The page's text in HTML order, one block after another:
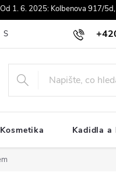
1. 6. 2025: Kolbenova 917/
Souhlas se zpracováním
Kosmetika Kadidla a